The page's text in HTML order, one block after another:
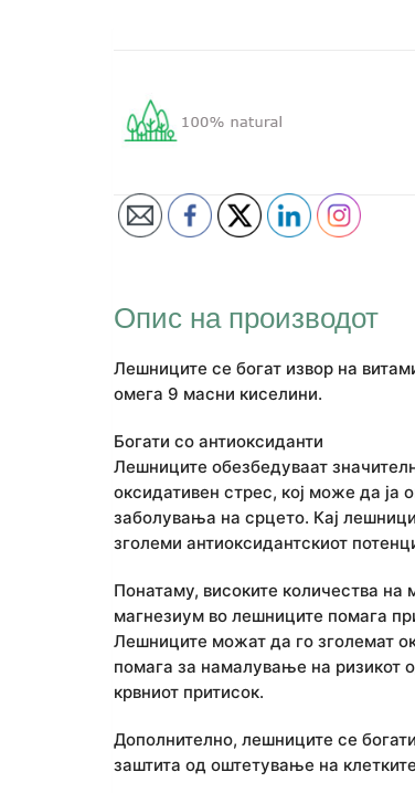
Опис на производот
Лешниците се богат извор на
омега 9 масни киселини.
Богати со антиоксиданти
Лешниците обезбедуваат
оксидативен стрес, кој може да ја
заболувања на срцето. Кај
зголеми антиоксидантскиот
Понатаму, високите количества
магнезиум во лешниците помага
Лешниците можат да го зголемат
помага за намалување на ризикот
крвниот притисок.
Дополнително, лешниците се
заштита од оштетување на